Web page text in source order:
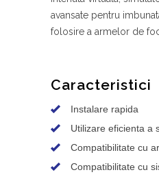
avansate pentru
folosire a armelor de
Caracteristici
Instalare rapida
Utilizare eficienta a
Compatibilitate cu
Compatibilitate cu